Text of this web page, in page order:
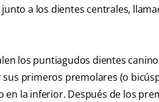
a los dientes centrales,
los puntiagudos dientes
primeros premolares (o
la inferior. Después de los